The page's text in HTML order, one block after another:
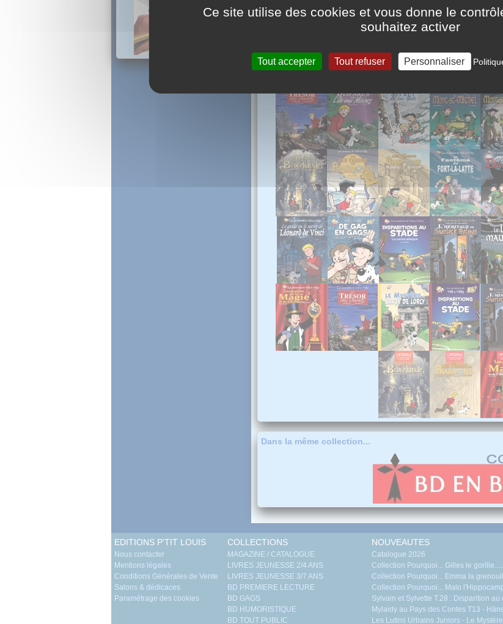
d'aventures qui les entraîne soudain dans son tourbillon.
Laissez-vous entraîner à leur suite et tentez de résoudre
Dans la même série...
Dans la même collection...
EDITIONS P'TIT LOUIS
Nous contacter
Mentions légales
Conditions Générales de Vente
Salons & dédicaces
Paramétrage des cookies
COLLECTIONS
MAGAZINE / CATALOGUE
LIVRES JEUNESSE 2/4 ANS
LIVRES JEUNESSE 3/7 ANS
BD PREMIERE LECTURE
BD GAGS
BD HUMORISTIQUE
BD TOUT PUBLIC
NOUVEAUTES
Catalogue 2026
Collection Pourquoi... Gilles le gorille.....
Collection Pourquoi... Emma la
Collection Pourquoi... Malo
Sylvain et Sylvette T.28 : Disparition au
Mylaidy au Pays des Contes T13 -
Les Lutins Urbains Juniors - Le
Ce site utilise des cookies et vous donne le
souhaitez activer
Tout accepter Tout refuser Personnaliser